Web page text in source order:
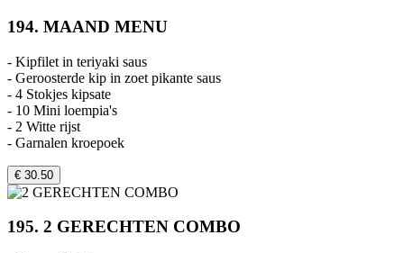
194. MAAND MENU
- Kipfilet in teriyaki saus
- Geroosterde kip in zoet pikante saus
- 4 Stokjes kipsate
- 10 Mini loempia's
- 2 Witte rijst
- Garnalen kroepoek
€ 30.50
195. 2 GERECHTEN COMBO